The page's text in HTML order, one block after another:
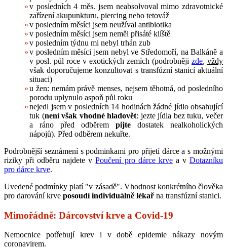
v posledních 4 měs. jsem neabsolvoval mimo zdravotnické
zařízení akupunkturu, piercing nebo tetováž
v posledním měsíci jsem neužíval antibiotika
v posledním měsíci jsem neměl přisáté klíště
v posledním týdnu mi nebyl trhán zub
v posledním měsíci jsem nebyl ve Středomoří, na Balkáně a
v posl. půl roce v exotických zemích (podrobněji zde, vždy
však doporučujeme konzultovat s transfúzní stanicí aktuální
situaci)
u žen: nemám právě menses, nejsem těhotná, od posledního
porodu uplynulo aspoň půl roku
nejedl jsem v posledních 14 hodinách žádné jídlo obsahující
tuk (není však vhodné hladovět: jezte jídla bez tuku, večer
a ráno před odběrem pijte dostatek nealkoholických
nápojů). Před odběrem nekuřte.
Podrobnější seznámení s podminkami pro přijetí dárce a s možnými
riziky při odběru najdete vPoučení pro dárce krvea vDotazníku
pro dárce krve.
Uvedené podmínky platí "v zásadě". Vhodnost konkrétního člověka
pro darování krve posoudí individuálně lékař na transfúzní stanici.
Mimořádně: Dárcovství krve a Covid-19
Nemocnice potřebují krev i v době epidemie nákazy novým
coronavirem.